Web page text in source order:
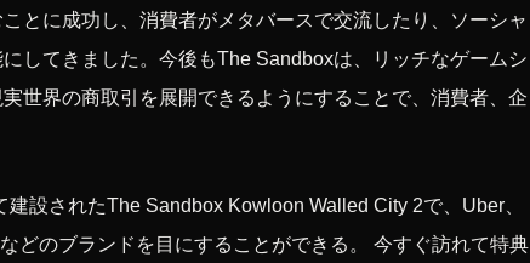
とに成功し、消費者がメタバースで交流したり、ソーシャ
してきました。今後もThe Sandboxは、リッチなゲームシ
世界の商取引を展開できるようにすることで、消費者、企
設されたThe Sandbox Kowloon Walled City 2で、Uber、
どのブランドを目にすることができる。 今すぐ訪れて特典